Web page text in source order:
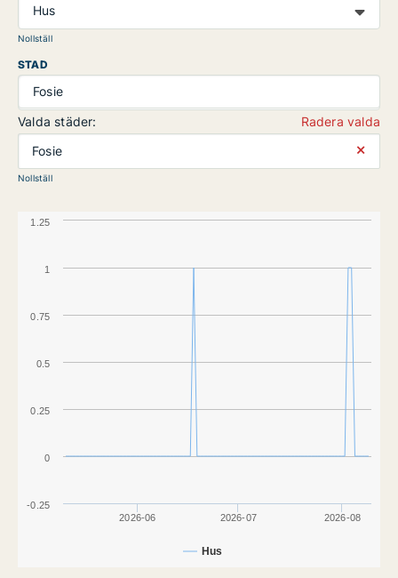
Hus
Nollställ
STAD
Fosie
Valda städer:
Radera valda
Fosie
⨯
Nollställ
Hus
2026-06 2026-07 2026-08
0
1
-0.25
0.25
0.5
0.75
1.25